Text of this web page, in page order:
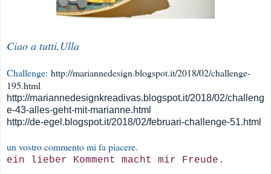
Ciao a tutti,Ulla
Challenge: http://mariannedesign.blogspot.it/2018/02/challenge-
195.html
http://mariannedesignkreadivas.blogspot.it/2018/02/challeng
e-43-alles-geht-mit-marianne.html
http://de-egel.blogspot.it/2018/02/februari-challenge-51.html
un vostro commento mi fa piacere.
ein lieber Komment macht mir Freude.